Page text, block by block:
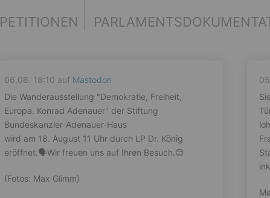
PETITIONEN
06.08. 18:10 auf Mastodon
Die Wanderausstellung "Demokratie, Freiheit,
Europa. Konrad Adenauer" der Stiftung
Bundeskanzler-Adenauer-Haus
wird am 18. August 11 Uhr durch LP Dr. König
eröffnet.🗣️Wir freuen uns auf Ihren Besuch.😊
(Fotos: Max Glimm)